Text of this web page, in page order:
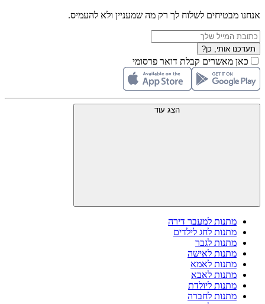
אנחנו מבטיחים לשלוח לך רק מה שמעניין ולא להעמיס.
תעדכנו אותי, כן?
כאן מאשרים קבלת דואר פרסומי
הצג עוד
מתנות למעבר דירה
מתנות לחג לילדים
מתנות לגבר
מתנות לאישה
מתנות לאמא
מתנות לאבא
מתנות ליולדת
מתנות לחברה